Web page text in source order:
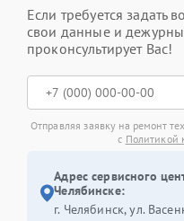
Если требуется задать
свои данные и
проконсультирует Вас!
Отправляя заявку на ремонт
с Политикой
Адрес сервисного
Челябинске:
г. Челябинск, ул.